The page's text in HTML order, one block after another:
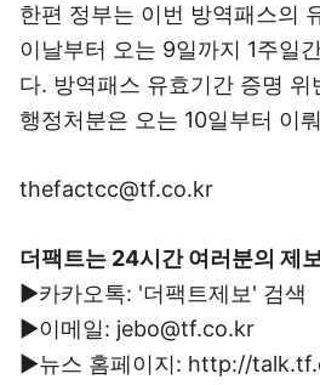
한편 정부는 이번 방역패스의
이날부터 오는 9일까지 1주일
다. 방역패스 유효기간 증명
행정처분은 오는 10일부터 이
thefactcc@tf.co.kr
더팩트는 24시간 여러분의 제
▶카카오톡: '더팩트제보' 검색
▶이메일: jebo@tf.co.kr
▶뉴스 홈페이지: http://